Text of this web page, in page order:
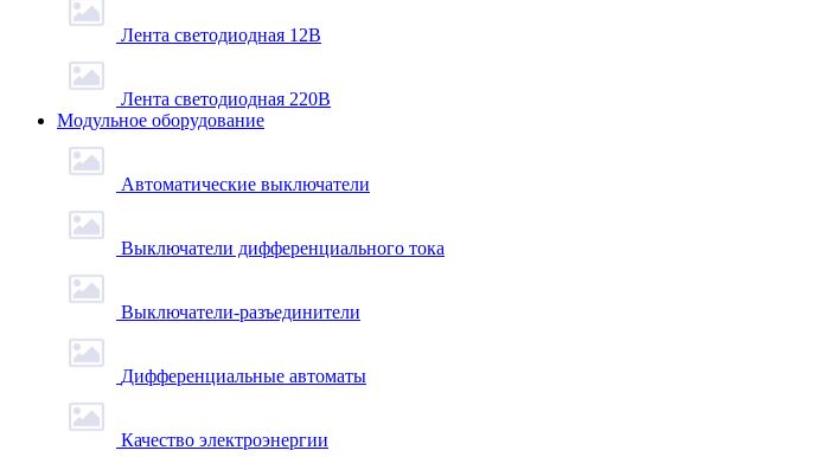
Лента светодиодная 12В
Лента светодиодная 220В
Модульное оборудование
Автоматические выключатели
Выключатели дифференциального тока
Выключатели-разъединители
Дифференциальные автоматы
Качество электроэнергии